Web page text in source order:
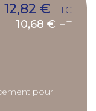
12,82 € TTC
10,68 € HT
pour